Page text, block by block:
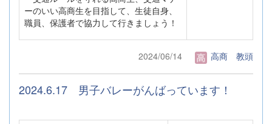
ーのいい高商生を目指して、生徒自身、
職員、保護者で協力して行きましょう！
2024/06/14 高商 教頭
2024.6.17 男子バレーがんばっています！